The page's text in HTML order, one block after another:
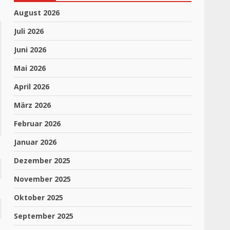
August 2026
Juli 2026
Juni 2026
Mai 2026
April 2026
März 2026
Februar 2026
Januar 2026
Dezember 2025
November 2025
Oktober 2025
September 2025